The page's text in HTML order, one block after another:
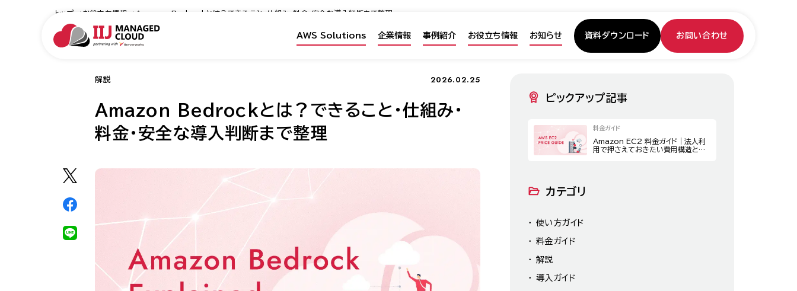
AWS Solutions 企業情報 事例紹介 お役立ち情報 お知らせ 資料ダウンロード お問い合わせ
トップ お役立ち情報 Amazon Bedrockとは？できること・仕組み・料金・安全な導入判断まで整理
解説 2026.02.25
Amazon Bedrockとは？できること・仕組み・
料金・安全な導入判断まで整理
ピックアップ記事
料金ガイド
Amazon EC2 料金ガイド｜法人利
用で押さえておきたい費用構造とコ
カテゴリ
使い方ガイド
料金ガイド
解説
導入ガイド